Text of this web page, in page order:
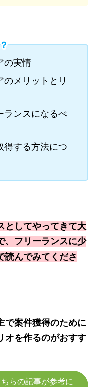
の実情
のメリットとリ
ランスになるべ
得する方法につ
としてやってきて大
、フリーランスに少
読んでみてくださ
で案件獲得のために
オを作るのがおすす
らの記事が参考に